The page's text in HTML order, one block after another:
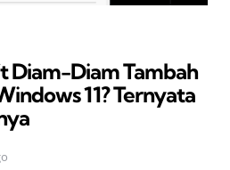
Diam-Diam Tambah
11? Ternyata